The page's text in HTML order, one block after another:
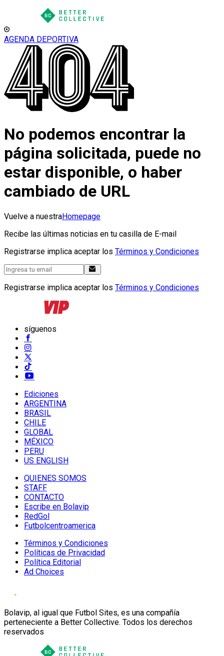
AGENDA DEPORTIVA
No podemos encontrar la
página solicitada, puede no
estar disponible, o haber
cambiado de URL
Vuelve a nuestraHomepage
Recibe las últimas noticias en tu casilla de E-mail
Registrarse implica aceptar los Términos y Condiciones
Registrarse implica aceptar los Términos y Condiciones
síguenos
Ediciones
ARGENTINA
BRASIL
CHILE
GLOBAL
MÉXICO
PERU
US ENGLISH
QUIENES SOMOS
STAFF
CONTACTO
Escribe en Bolavip
RedGol
Futbolcentroamerica
Términos y Condiciones
Políticas de Privacidad
Política Editorial
Ad Choices
Bolavip, al igual que Futbol Sites, es una compañía
perteneciente a Better Collective. Todos los derechos
reservados